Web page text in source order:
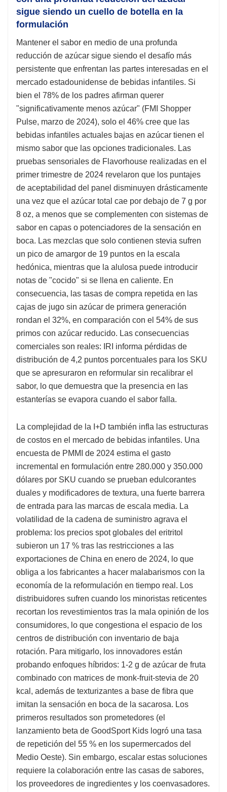
sigue siendo un cuello de botella en la
formulación
Mantener el sabor en medio de una profunda
reducción de azúcar sigue siendo el desafío más
persistente que enfrentan las partes interesadas en el
mercado estadounidense de bebidas infantiles. Si
bien el 78% de los padres afirman querer
"significativamente menos azúcar" (FMI Shopper
Pulse, marzo de 2024), solo el 46% cree que las
bebidas infantiles actuales bajas en azúcar tienen el
mismo sabor que las opciones tradicionales. Las
pruebas sensoriales de Flavorhouse realizadas en el
primer trimestre de 2024 revelaron que los puntajes
de aceptabilidad del panel disminuyen drásticamente
una vez que el azúcar total cae por debajo de 7 g por
8 oz, a menos que se complementen con sistemas de
sabor en capas o potenciadores de la sensación en
boca. Las mezclas que solo contienen stevia sufren
un pico de amargor de 19 puntos en la escala
hedónica, mientras que la alulosa puede introducir
notas de "cocido" si se llena en caliente. En
consecuencia, las tasas de compra repetida en las
cajas de jugo sin azúcar de primera generación
rondan el 32%, en comparación con el 54% de sus
primos con azúcar reducido. Las consecuencias
comerciales son reales: IRI informa pérdidas de
distribución de 4,2 puntos porcentuales para los SKU
que se apresuraron en reformular sin recalibrar el
sabor, lo que demuestra que la presencia en las
estanterías se evapora cuando el sabor falla.
La complejidad de la I+D también infla las estructuras
de costos en el mercado de bebidas infantiles. Una
encuesta de PMMI de 2024 estima el gasto
incremental en formulación entre 280.000 y 350.000
dólares por SKU cuando se prueban edulcorantes
duales y modificadores de textura, una fuerte barrera
de entrada para las marcas de escala media. La
volatilidad de la cadena de suministro agrava el
problema: los precios spot globales del eritritol
subieron un 17 % tras las restricciones a las
exportaciones de China en enero de 2024, lo que
obliga a los fabricantes a hacer malabarismos con la
economía de la reformulación en tiempo real. Los
distribuidores sufren cuando los minoristas reticentes
recortan los revestimientos tras la mala opinión de los
consumidores, lo que congestiona el espacio de los
centros de distribución con inventario de baja
rotación. Para mitigarlo, los innovadores están
probando enfoques híbridos: 1-2 g de azúcar de fruta
combinado con matrices de monk-fruit-stevia de 20
kcal, además de texturizantes a base de fibra que
imitan la sensación en boca de la sacarosa. Los
primeros resultados son prometedores (el
lanzamiento beta de GoodSport Kids logró una tasa
de repetición del 55 % en los supermercados del
Medio Oeste). Sin embargo, escalar estas soluciones
requiere la colaboración entre las casas de sabores,
los proveedores de ingredientes y los coenvasadores.